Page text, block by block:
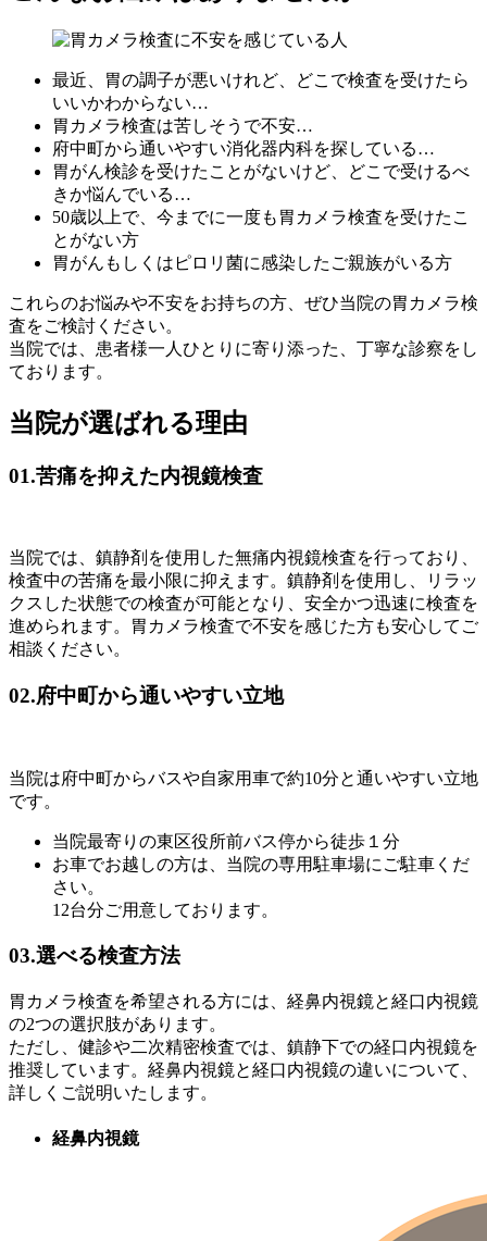
最近、胃の調子が悪いけれど、どこで検査を受けたら
いいかわからない…
胃カメラ検査は苦しそうで不安…
府中町から通いやすい消化器内科を探している…
胃がん検診を受けたことがないけど、どこで受けるべ
きか悩んでいる…
50歳以上で、今までに一度も胃カメラ検査を受けたこ
とがない方
胃がんもしくはピロリ菌に感染したご親族がいる方
これらのお悩みや不安をお持ちの方、ぜひ当院の胃カメラ検
査をご検討ください。
当院では、患者様一人ひとりに寄り添った、丁寧な診察をし
ております。
当院が選ばれる理由
01.苦痛を抑えた内視鏡検査
当院では、鎮静剤を使用した無痛内視鏡検査を行っており、
検査中の苦痛を最小限に抑えます。鎮静剤を使用し、リラッ
クスした状態での検査が可能となり、安全かつ迅速に検査を
進められます。胃カメラ検査で不安を感じた方も安心してご
相談ください。
02.府中町から通いやすい立地
当院は府中町からバスや自家用車で約10分と通いやすい立地
です。
当院最寄りの東区役所前バス停から徒歩１分
お車でお越しの方は、当院の専用駐車場にご駐車くだ
さい。
12台分ご用意しております。
03.選べる検査方法
胃カメラ検査を希望される方には、経鼻内視鏡と経口内視鏡
の2つの選択肢があります。
ただし、健診や二次精密検査では、鎮静下での経口内視鏡を
推奨しています。経鼻内視鏡と経口内視鏡の違いについて、
詳しくご説明いたします。
経鼻内視鏡